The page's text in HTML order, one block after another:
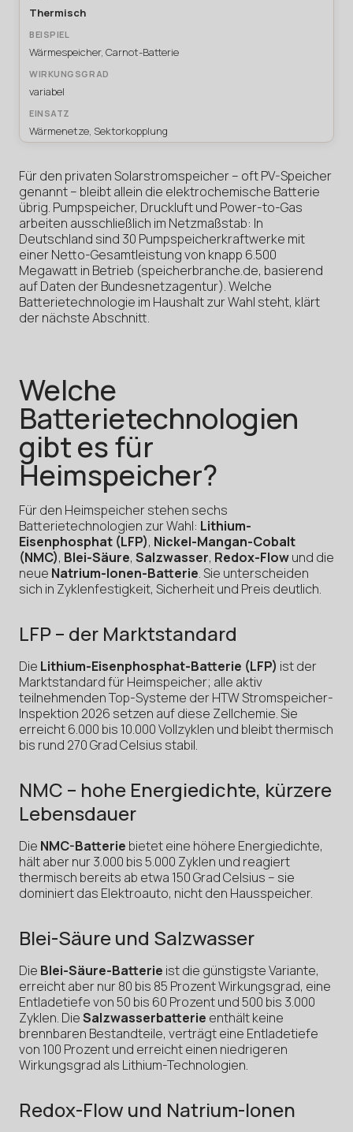
Thermisch
Wärmespeicher, Carnot-Batterie
variabel
Wärmenetze, Sektorkopplung
Für den privaten Solarstromspeicher – oft PV-Speicher
genannt – bleibt allein die elektrochemische Batterie
übrig. Pumpspeicher, Druckluft und Power-to-Gas
arbeiten ausschließlich im Netzmaßstab: In
Deutschland sind 30 Pumpspeicherkraftwerke mit
einer Netto-Gesamtleistung von knapp 6.500
Megawatt in Betrieb (speicherbranche.de, basierend
auf Daten der Bundesnetzagentur). Welche
Batterietechnologie im Haushalt zur Wahl steht, klärt
der nächste Abschnitt.
Welche
Batterietechnologien
gibt es für
Heimspeicher?
Für den Heimspeicher stehen sechs
Batterietechnologien zur Wahl: Lithium-
Eisenphosphat (LFP), Nickel-Mangan-Cobalt
(NMC), Blei-Säure, Salzwasser, Redox-Flowund die
neue Natrium-Ionen-Batterie. Sie unterscheiden
sich in Zyklenfestigkeit, Sicherheit und Preis deutlich.
LFP – der Marktstandard
Die Lithium-Eisenphosphat-Batterie (LFP) ist der
Marktstandard für Heimspeicher; alle aktiv
teilnehmenden Top-Systeme der HTW Stromspeicher-
Inspektion 2026 setzen auf diese Zellchemie. Sie
erreicht 6.000 bis 10.000 Vollzyklen und bleibt thermisch
bis rund 270 Grad Celsius stabil.
NMC – hohe Energiedichte, kürzere
Lebensdauer
Die NMC-Batterie bietet eine höhere Energiedichte,
hält aber nur 3.000 bis 5.000 Zyklen und reagiert
thermisch bereits ab etwa 150 Grad Celsius – sie
dominiert das Elektroauto, nicht den Hausspeicher.
Blei-Säure und Salzwasser
Die Blei-Säure-Batterie ist die günstigste Variante,
erreicht aber nur 80 bis 85 Prozent Wirkungsgrad, eine
Entladetiefe von 50 bis 60 Prozent und 500 bis 3.000
Zyklen. DieSalzwasserbatterie enthält keine
brennbaren Bestandteile, verträgt eine Entladetiefe
von 100 Prozent und erreicht einen niedrigeren
Wirkungsgrad als Lithium-Technologien.
Redox-Flow und Natrium-Ionen